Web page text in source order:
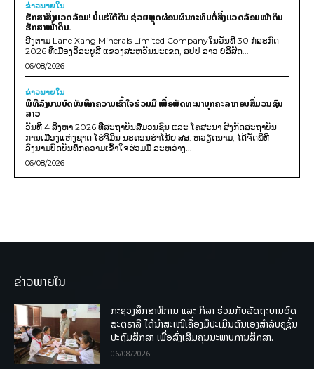
ຂ່າວພາຍ​ໃນ
ຮັກສາສິ່ງແວດລ້ອມ! ບໍ່ແຮ່ໃຕ້ດິນ ຊ່ວຍຫຼຸດຜ່ອນຜົນກະທົບຕໍ່ສິ່ງແວດລ້ອມໜ້າດິນ
ຮັກສາໜ້າດິນ.
ອີງຕາມ Lane Xang Minerals Limited Companyໃນວັນທີ 30 ກໍລະກົດ
2026 ທີ່ເມືອງວິລະບູລີ ແຂວງສະຫວັນນະເຂດ, ສປປ ລາວ ບໍລິສັດ...
06/08/2026
ຂ່າວພາຍ​ໃນ
ພິທີລົງນາມບົດບັນທຶກຄວາມເຂົ້າໃຈຮ່ວມມື ເພື່ອພັດທະນາບຸກຄະລາກອນສື່ມວນຊົນ
ລາວ
ວັນທີ 4 ສິງຫາ 2026 ທີ່ສະຖາບັນສື່ມວນຊົນ ແລະ ໂຄສະນາ ສັງກັດສະຖາບັນ
ການເມືອງແຫ່ງຊາດ ໂຮ່ຈິມິນ ນະຄອນຮ່າໂນ້ຍ ສສ. ຫວຽດນາມ, ໄດ້ຈັດພິທີ
ລົງນາມບົດບັນທຶກຄວາມເຂົ້າໃຈຮ່ວມມື ລະຫວ່າງ...
06/08/2026
ຂ່າວພາຍໃນ
ກະຊວງສຶກສາທິການ ແລະ ກິລາ ຮ່ວມກັບລັດຖະບານອົດ
ສະຕຣາລີ ໄດ້ນຳສະເໜີເຄື່ອງມືປະເມີນຕົນເອງສຳລັບຄູຊັ້ນ
ປະຖົມສຶກສາ ເພື່ອສົ່ງເສີມຄຸນນະພາບການສຶກສາ.
06/08/2026